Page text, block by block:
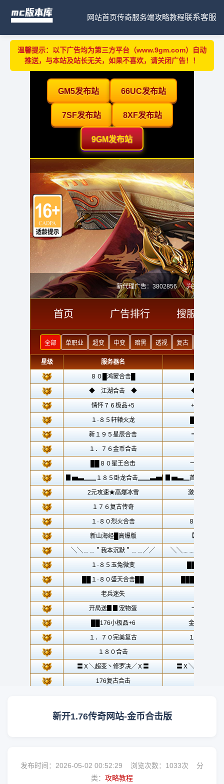
网站首页传奇服务端攻略教程联系客服
温馨提示：以下广告均为第三方平台（www.9gm.com）自动
推送，与本站及站长无关，如果不喜欢，请关闭广告！！
新开1.76传奇网站-金币合击版
发布时间：2026-05-02 00:52:29 浏览次数： 1033次 分
类： 攻略教程